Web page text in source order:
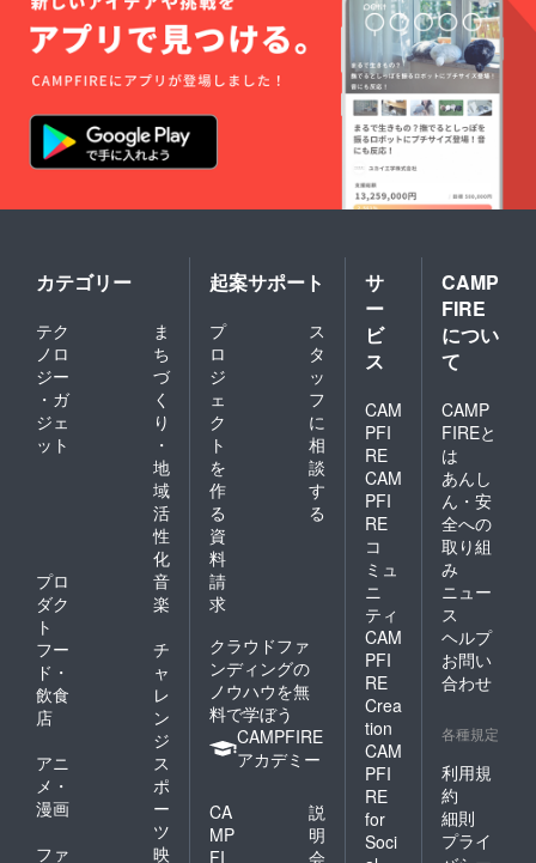
カテゴリー
テク
ノロ
ジー
・ガ
ジェ
ット
ま
ち
づ
く
り
・
地
域
活
性
化
プロ
ダク
ト
音
楽
フー
ド・
飲食
店
チ
ャ
レ
ン
ジ
アニ
メ・
漫画
ス
ポ
ー
ツ
ファ
映
起案サポート
プ
ロ
ジ
ェ
ク
ト
を
作
る
ス
タ
ッ
フ
に
相
談
す
る
資
料
請
求
クラウドファ
ンディングの
ノウハウを無
料で学ぼう
CAMPFIRE
アカデミー
CA
MP
FI
説
明
会
サ
ー
ビ
ス
CAM
PFI
RE
CAM
PFI
RE
コ
ミュ
ニ
ティ
CAM
PFI
RE
Crea
tion
CAM
PFI
RE
for
Soci
CAMP
FIRE
につい
て
CAMP
FIREと
は
あんし
ん・安
全への
取り組
み
ニュー
ス
ヘルプ
お問い
合わせ
各種規定
利用規
約
細則
プライ